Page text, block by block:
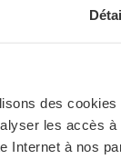
des
les accès
Internet à nos